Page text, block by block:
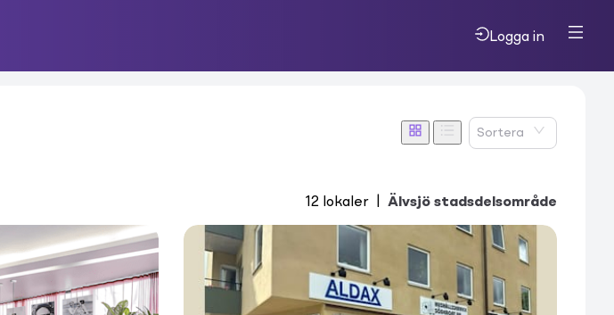
Logga in
Sortera
12 lokaler Älvsjö stadsdelsområde